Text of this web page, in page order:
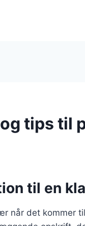
tips til
til en
når det kommer